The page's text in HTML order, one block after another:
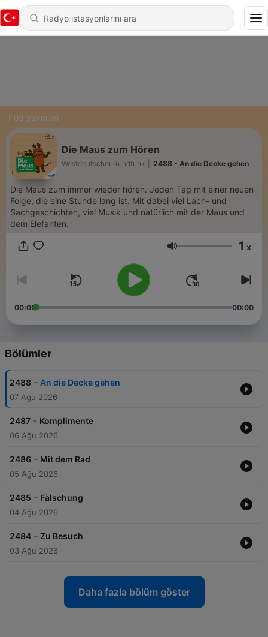
Pod yayınları
Die Maus zum Hören
Westdeutscher Rundfunk 2488 - An die Decke gehen
Die Maus zum immer wieder hören. Jeden Tag mit einer neuen
Folge, die eine Stunde lang ist. Mit dabei viel Lach- und
Sachgeschichten, viel Musik und natürlich mit der Maus und
dem Elefanten.
Ses 1 x
00:00 00:00
Bölümler
2488 - An die Decke gehen
07 Ağu 2026
2487 - Komplimente
06 Ağu 2026
2486 - Mit dem Rad
05 Ağu 2026
2485 - Fälschung
04 Ağu 2026
2484 - Zu Besuch
03 Ağu 2026
Daha fazla bölüm göster